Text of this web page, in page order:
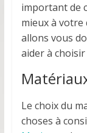
important de
mieux à votre
allons vous
aider à
Le choix du
choses à